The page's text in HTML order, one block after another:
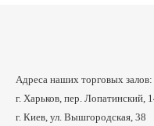
Адреса наших торговых залов:
г. Харьков, пер. Лопатинский,
г. Киев, ул. Вышгородская, 38